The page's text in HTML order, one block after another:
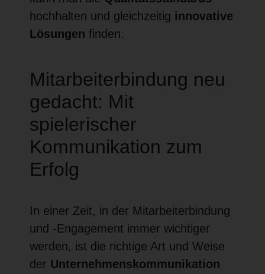
hochhalten und gleichzeitig innovative
Lösungen finden.
Mitarbeiterbindung neu
gedacht: Mit
spielerischer
Kommunikation zum
Erfolg
In einer Zeit, in der Mitarbeiterbindung
und -Engagement immer wichtiger
werden, ist die richtige Art und Weise
der Unternehmenskommunikation